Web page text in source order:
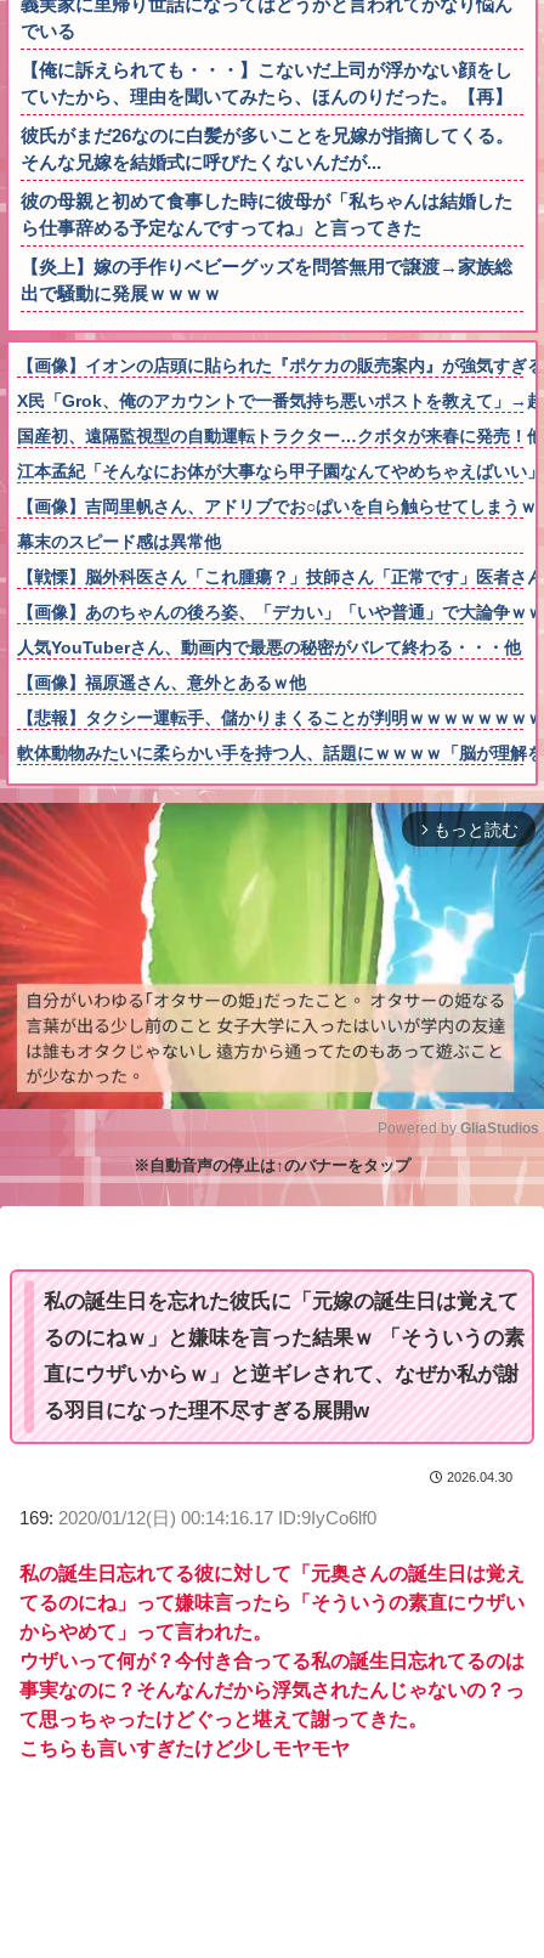
義実家に里帰り世話になってはどうかと言われてかなり悩ん
でいる
【俺に訴えられても・・・】こないだ上司が浮かない顔をし
ていたから、理由を聞いてみたら、ほんのりだった。【再】
彼氏がまだ26なのに白髪が多いことを兄嫁が指摘してくる。
そんな兄嫁を結婚式に呼びたくないんだが...
彼の母親と初めて食事した時に彼母が「私ちゃんは結婚した
ら仕事辞める予定なんですってね」と言ってきた
【炎上】嫁の手作りベビーグッズを問答無用で譲渡→家族総
出で騒動に発展ｗｗｗｗ
【画像】イオンの店頭に貼られた『ポケカの販売案内』が強気すぎ
X民「Grok、俺のアカウントで一番気持ち悪いポストを教えて」→
国産初、遠隔監視型の自動運転トラクター…クボタが来春に発売！他
江本孟紀「そんなにお体が大事なら甲子園なんてやめちゃえばいい
【画像】吉岡里帆さん、アドリブでお○ぱいを自ら触らせてしまう
幕末のスピード感は異常他
【戦慄】脳外科医さん「これ腫瘍？」技師さん「正常です」医者さ
【画像】あのちゃんの後ろ姿、「デカい」「いや普通」で大論争ｗ
人気YouTuberさん、動画内で最悪の秘密がバレて終わる・・・他
【画像】福原遥さん、意外とあるｗ他
【悲報】タクシー運転手、儲かりまくることが判明ｗｗｗｗｗｗｗ
軟体動物みたいに柔らかい手を持つ人、話題にｗｗｗｗ「脳が理解
arrow_forward_ios もっと読む
M
Powered by GliaStudios
※自動音声の停止は↑のバナーをタップ
私の誕生日を忘れた彼氏に「元嫁の誕生日は覚えて
るのにねｗ」と嫌味を言った結果ｗ 「そういうの素
直にウザいからｗ」と逆ギレされて、なぜか私が謝
る羽目になった理不尽すぎる展開w
2026.04.30
169: 2020/01/12(日) 00:14:16.17 ID:9IyCo6lf0
私の誕生日忘れてる彼に対して「元奥さんの誕生日は覚え
てるのにね」って嫌味言ったら「そういうの素直にウザい
からやめて」って言われた。
ウザいって何が？今付き合ってる私の誕生日忘れてるのは
事実なのに？そんなんだから浮気されたんじゃないの？っ
て思っちゃったけどぐっと堪えて謝ってきた。
こちらも言いすぎたけど少しモヤモヤ